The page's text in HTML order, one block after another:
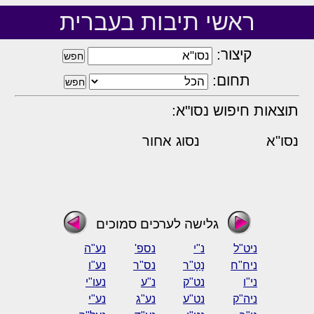
ראשי תיבות בעברית
קיצור:
תחום:
תוצאות חיפוש נסו"א:
נסו"א נסוג אחור
גלישה לערכים סמוכים
ניט"ל נ"י נספ'
נע"ה
ניח"ח
נָטָ"ר נס"ר
נע"ו
ני"ו
נט"ק נ"ע
נעו"י
ניה"ק
נט"ע נע"ג
נע"י